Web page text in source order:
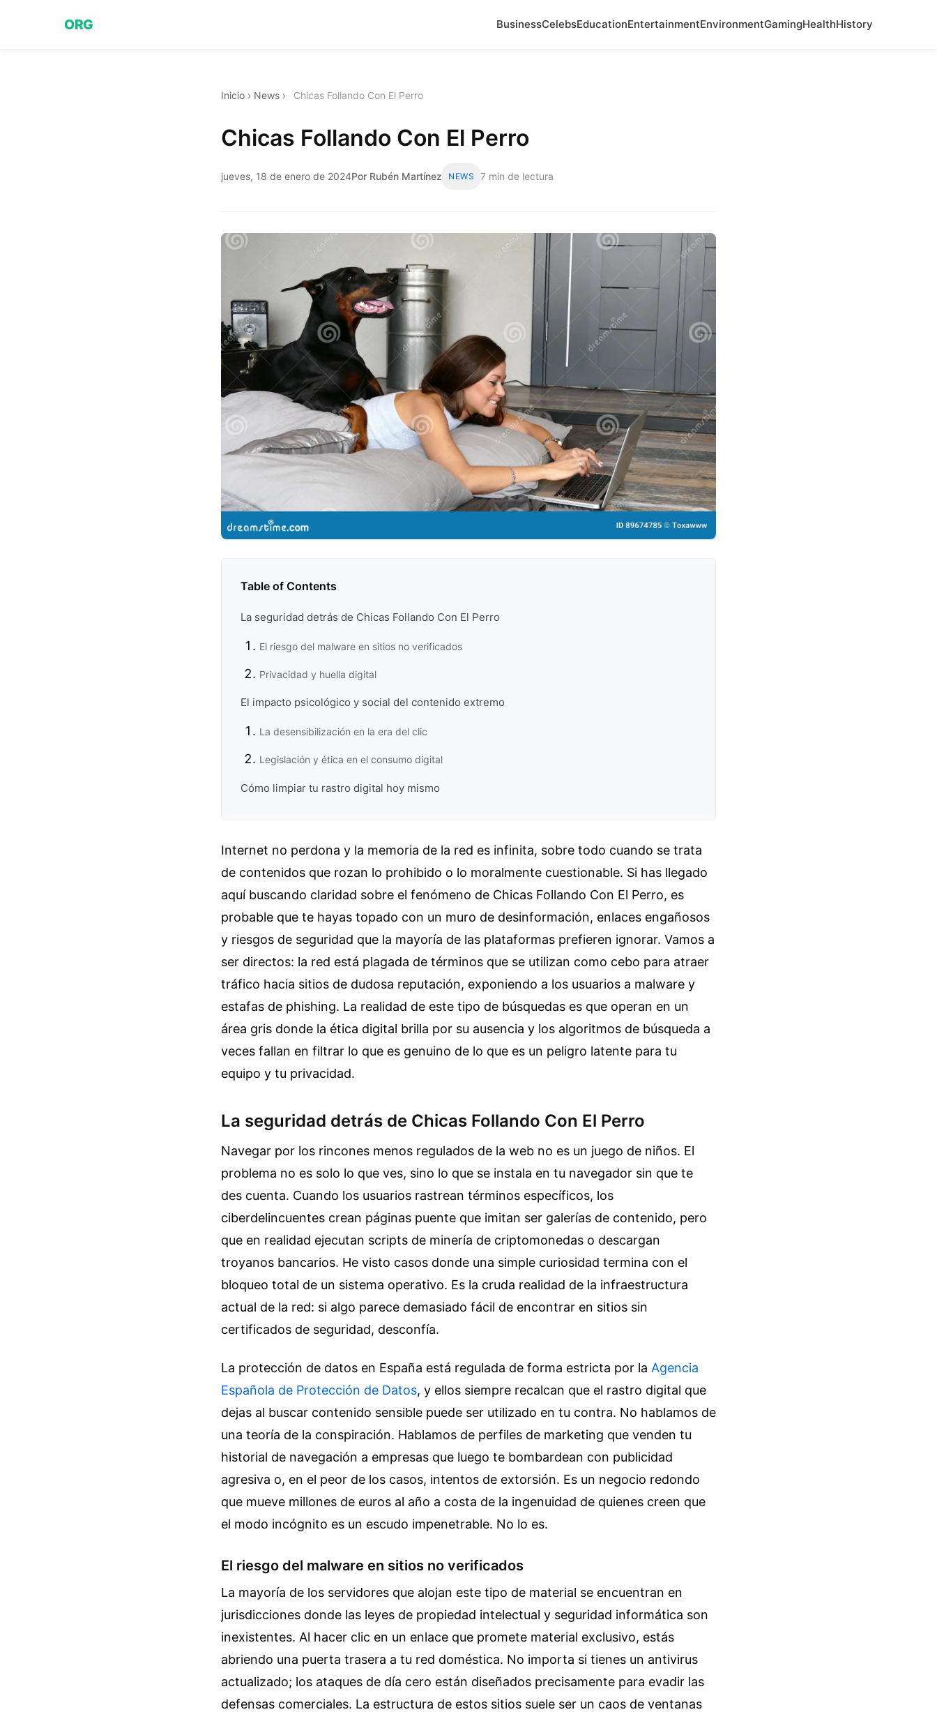
ORG BusinessCelebsEducationEntertainmentEnvironmentGamingHealthHistory
Inicio › News › Chicas Follando Con El Perro
Chicas Follando Con El Perro
jueves, 18 de enero de 2024Por Rubén Martínez NEWS 7 min de lectura
Table of Contents
La seguridad detrás de Chicas Follando Con El Perro
El riesgo del malware en sitios no verificados
Privacidad y huella digital
El impacto psicológico y social del contenido extremo
La desensibilización en la era del clic
Legislación y ética en el consumo digital
Cómo limpiar tu rastro digital hoy mismo
Internet no perdona y la memoria de la red es infinita, sobre todo cuando se trata
de contenidos que rozan lo prohibido o lo moralmente cuestionable. Si has llegado
aquí buscando claridad sobre el fenómeno de Chicas Follando Con El Perro, es
probable que te hayas topado con un muro de desinformación, enlaces engañosos
y riesgos de seguridad que la mayoría de las plataformas prefieren ignorar. Vamos a
ser directos: la red está plagada de términos que se utilizan como cebo para atraer
tráfico hacia sitios de dudosa reputación, exponiendo a los usuarios a malware y
estafas de phishing. La realidad de este tipo de búsquedas es que operan en un
área gris donde la ética digital brilla por su ausencia y los algoritmos de búsqueda a
veces fallan en filtrar lo que es genuino de lo que es un peligro latente para tu
equipo y tu privacidad.
La seguridad detrás de Chicas Follando Con El Perro
Navegar por los rincones menos regulados de la web no es un juego de niños. El
problema no es solo lo que ves, sino lo que se instala en tu navegador sin que te
des cuenta. Cuando los usuarios rastrean términos específicos, los
ciberdelincuentes crean páginas puente que imitan ser galerías de contenido, pero
que en realidad ejecutan scripts de minería de criptomonedas o descargan
troyanos bancarios. He visto casos donde una simple curiosidad termina con el
bloqueo total de un sistema operativo. Es la cruda realidad de la infraestructura
actual de la red: si algo parece demasiado fácil de encontrar en sitios sin
certificados de seguridad, desconfía.
La protección de datos en España está regulada de forma estricta por la Agencia
Española de Protección de Datos, y ellos siempre recalcan que el rastro digital que
dejas al buscar contenido sensible puede ser utilizado en tu contra. No hablamos de
una teoría de la conspiración. Hablamos de perfiles de marketing que venden tu
historial de navegación a empresas que luego te bombardean con publicidad
agresiva o, en el peor de los casos, intentos de extorsión. Es un negocio redondo
que mueve millones de euros al año a costa de la ingenuidad de quienes creen que
el modo incógnito es un escudo impenetrable. No lo es.
El riesgo del malware en sitios no verificados
La mayoría de los servidores que alojan este tipo de material se encuentran en
jurisdicciones donde las leyes de propiedad intelectual y seguridad informática son
inexistentes. Al hacer clic en un enlace que promete material exclusivo, estás
abriendo una puerta trasera a tu red doméstica. No importa si tienes un antivirus
actualizado; los ataques de día cero están diseñados precisamente para evadir las
defensas comerciales. La estructura de estos sitios suele ser un caos de ventanas